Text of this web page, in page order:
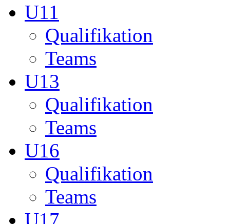
U11
Qualifikation
Teams
U13
Qualifikation
Teams
U16
Qualifikation
Teams
U17